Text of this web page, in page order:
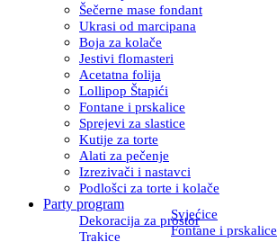
Šečerne mase fondant
Ukrasi od marcipana
Boja za kolače
Jestivi flomasteri
Acetatna folija
Lollipop Štapići
Fontane i prskalice
Sprejevi za slastice
Kutije za torte
Alati za pečenje
Izrezivači i nastavci
Podlošci za torte i kolače
Party program
Dekoracija za prostor
Svjećice
Trakice
Fontane i prskalice